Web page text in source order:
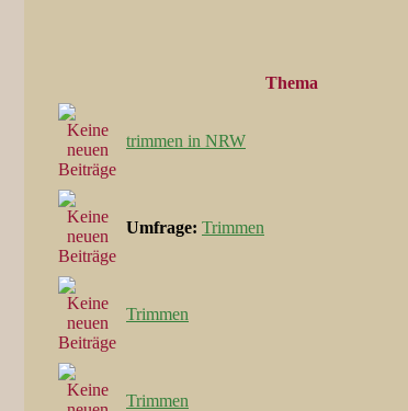
Thema
trimmen in NRW
Umfrage: Trimmen
Trimmen
Trimmen